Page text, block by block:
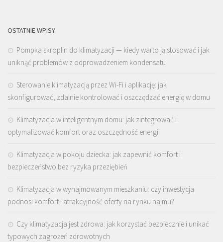
OSTATNIE WPISY
Pompka skroplin do klimatyzacji — kiedy warto ją stosować i jak
uniknąć problemów z odprowadzeniem kondensatu
Sterowanie klimatyzacją przez Wi-Fi i aplikację: jak
skonfigurować, zdalnie kontrolować i oszczędzać energię w domu
Klimatyzacja w inteligentnym domu: jak zintegrować i
optymalizować komfort oraz oszczędność energii
Klimatyzacja w pokoju dziecka: jak zapewnić komfort i
bezpieczeństwo bez ryzyka przeziębień
Klimatyzacja w wynajmowanym mieszkaniu: czy inwestycja
podnosi komfort i atrakcyjność oferty na rynku najmu?
Czy klimatyzacja jest zdrowa: jak korzystać bezpiecznie i unikać
typowych zagrożeń zdrowotnych